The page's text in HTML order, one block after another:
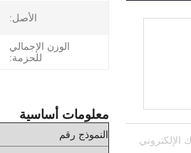
الأصل:
الوزن الإجمالي
للحزمة:
معلومات أساسية
النموذج رقم